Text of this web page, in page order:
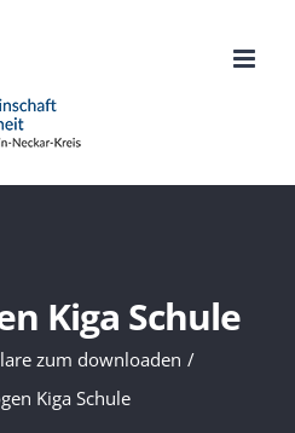
Kiga Schule
zum downloaden
Kiga Schule